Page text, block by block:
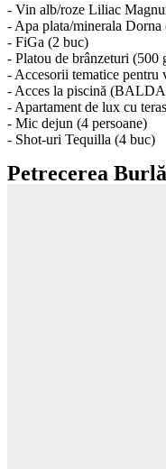
- Vin alb/roze Liliac
- Apa plata/minerala
- FiGa (2 buc)
- Platou de brânzeturi (500
- Accesorii tematice pentru
- Acces la piscină
- Apartament de lux cu
- Mic dejun (4 persoane)
- Shot-uri Tequilla (4 buc)
Petrecerea